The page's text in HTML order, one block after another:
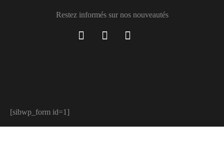
Restez informés sur nos nouveautés
[sibwp_form id=1]